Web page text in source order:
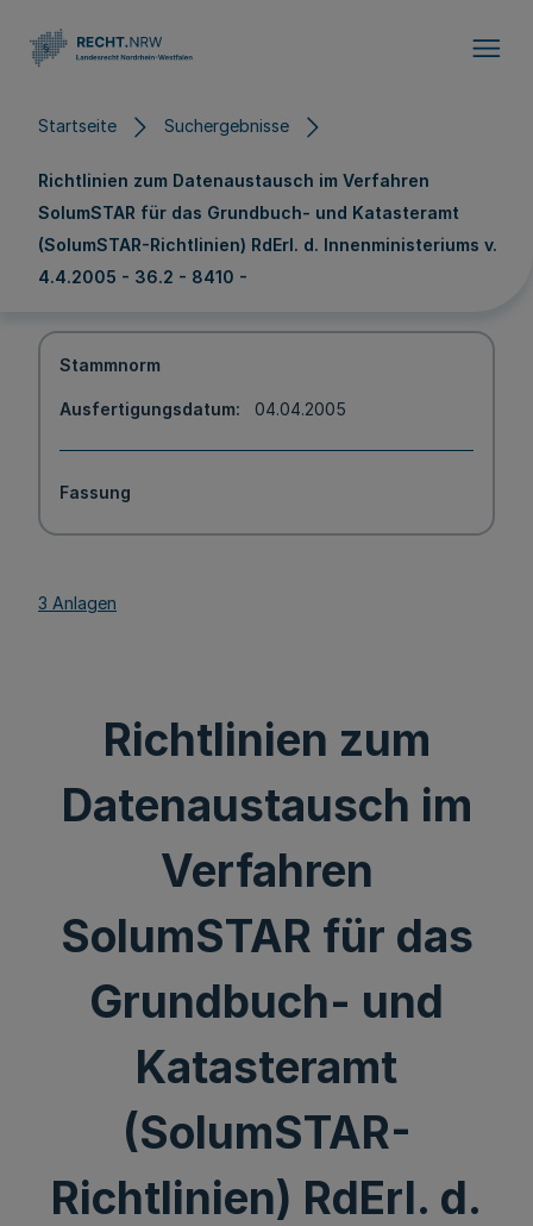
Startseite Suchergebnisse
Richtlinien zum Datenaustausch im Verfahren
SolumSTAR für das Grundbuch- und Katasteramt
(SolumSTAR-Richtlinien) RdErl. d. Innenministeriums v.
4.4.2005 - 36.2 - 8410 -
Stammnorm
Ausfertigungsdatum 04.04.2005
Fassung
3 Anlagen
Richtlinien zum
Datenaustausch im
Verfahren
SolumSTAR für das
Grundbuch- und
Katasteramt
(SolumSTAR-
Richtlinien) RdErl. d.